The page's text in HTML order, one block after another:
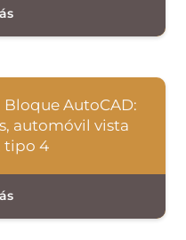
AutoCAD:
automóvil vista
tipo 4